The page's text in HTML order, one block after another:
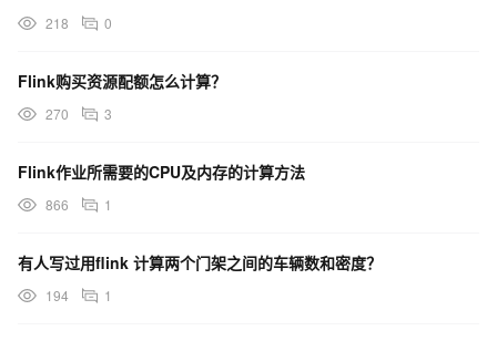
218 0
Flink购买资源配额怎么计算？
270 3
Flink作业所需要的CPU及内存的计算方法
866 1
有人写过用flink 计算两个门架之间的车辆数和密度？
194 1